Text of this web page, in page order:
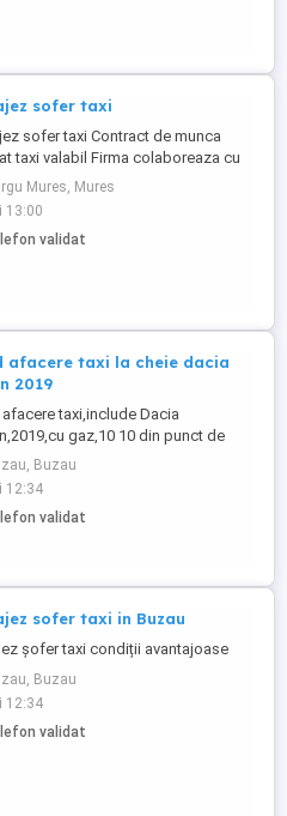
sofer taxi
sofer taxi Contract de munca
taxi valabil Firma colaboreaza cu
Mures, Mures
13:00
validat
afacere taxi la cheie dacia
2019
taxi,include Dacia
gaz,10 10 din punct de
tehnic,aparat de taxat și toate
la zi,150000 km,o afacere bună pt a
veniturile 7900 euro
Buzau
12:34
validat
sofer taxi in Buzau
șofer taxi condiții avantajoase
Buzau
12:34
validat